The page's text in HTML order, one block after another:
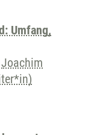
Umfang,
Joachim